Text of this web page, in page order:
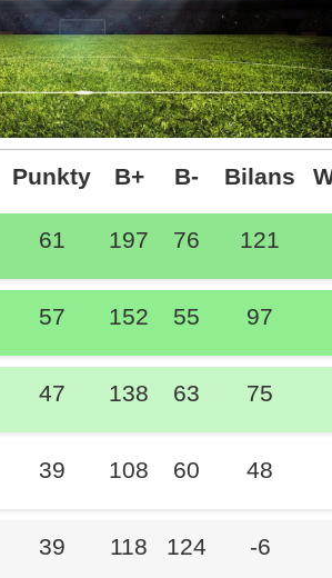
Punkty B+ B- Bilans
61 197 76 121
57 152 55 97
47 138 63 75
39 108 60 48
39 118 124 -6